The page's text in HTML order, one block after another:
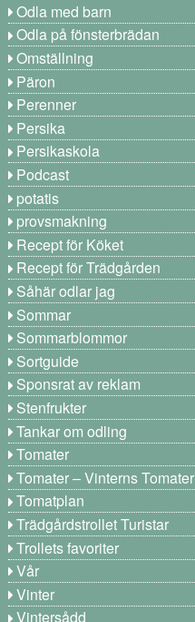
Odla med barn
Odla på fönsterbrädan
Omställning
Päron
Perenner
Persika
Persikaskola
Podcast
potatis
provsmakning
Recept för Köket
Recept för Trädgården
Såhär odlar jag
Sommar
Sommarblommor
Sortguide
Sponsrat av reklam
Stenfrukter
Tankar om odling
Tomater
Tomater – Vinterns Tomater
Tomatplan
Trädgårdstrollet Turistar
Trollets favoriter
Vår
Vinter
Vintersådd